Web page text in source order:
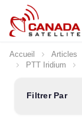
Allez au contenu
Accueil Articles
PTT Iridium
Filtrer Par